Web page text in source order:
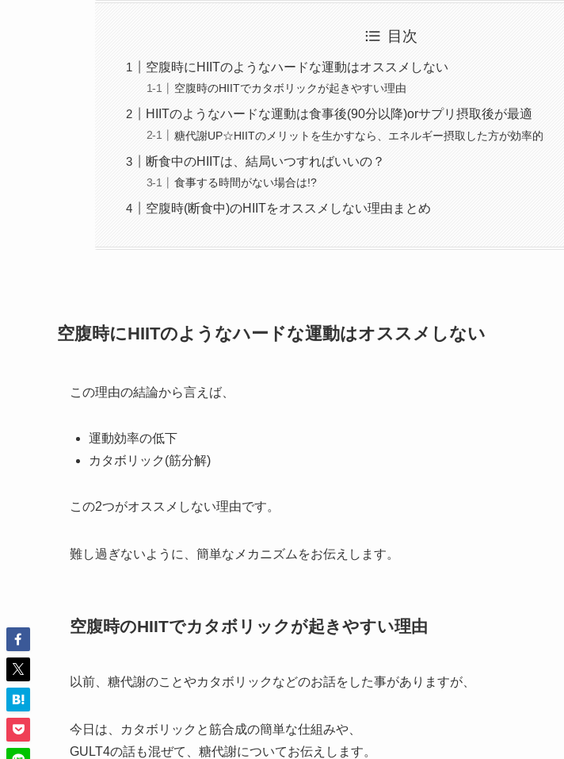
目次
空腹時にHIITのようなハードな運動はオススメしない
空腹時のHIITでカタボリックが起きやすい理由
HIITのようなハードな運動は食事後(90分以降)orサプリ摂取後が最適
糖代謝UP☆HIITのメリットを生かすなら、エネルギー摂取した方が効率的
断食中のHIITは、結局いつすればいいの？
食事する時間がない場合は!?
空腹時(断食中)のHIITをオススメしない理由まとめ
空腹時にHIITのようなハードな運動はオススメしない
この理由の結論から言えば、
運動効率の低下
カタボリック(筋分解)
この2つがオススメしない理由です。
難し過ぎないように、簡単なメカニズムをお伝えします。
空腹時のHIITでカタボリックが起きやすい理由
以前、糖代謝のことやカタボリックなどのお話をした事がありますが、
今日は、カタボリックと筋合成の簡単な仕組みや、
GULT4の話も混ぜて、糖代謝についてお伝えします。